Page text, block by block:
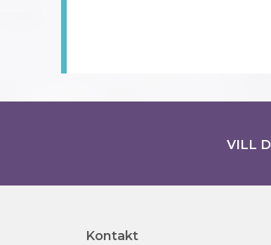
VILL
Kontakt